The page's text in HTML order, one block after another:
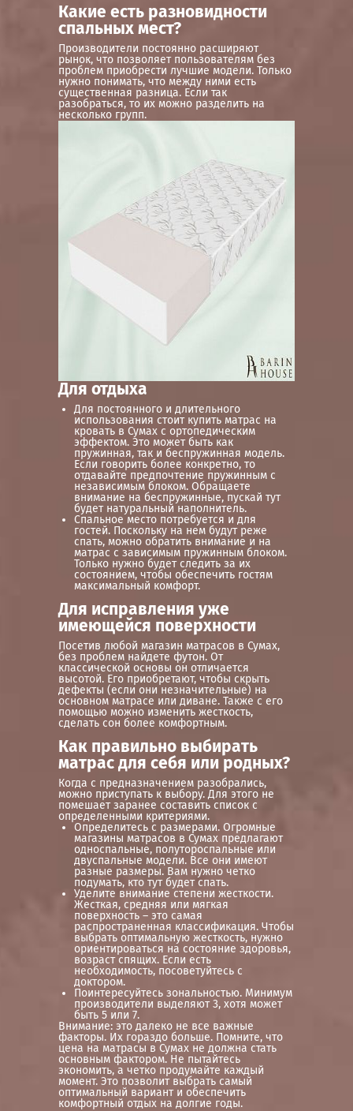
Какие есть разновидности
спальных мест?
Производители постоянно расширяют
рынок, что позволяет пользователям без
проблем приобрести лучшие модели. Только
нужно понимать, что между ними есть
существенная разница. Если так
разобраться, то их можно разделить на
несколько групп.
Для отдыха
Для постоянного и длительного
использования стоит купить матрас на
кровать в Сумах с ортопедическим
эффектом. Это может быть как
пружинная, так и беспружинная модель.
Если говорить более конкретно, то
отдавайте предпочтение пружинным с
независимым блоком. Обращаете
внимание на беспружинные, пускай тут
будет натуральный наполнитель.
Спальное место потребуется и для
гостей. Поскольку на нем будут реже
спать, можно обратить внимание и на
матрас с зависимым пружинным блоком.
Только нужно будет следить за их
состоянием, чтобы обеспечить гостям
максимальный комфорт.
Для исправления уже
имеющейся поверхности
Посетив любой магазин матрасов в Сумах,
без проблем найдете футон. От
классической основы он отличается
высотой. Его приобретают, чтобы скрыть
дефекты (если они незначительные) на
основном матрасе или диване. Также с его
помощью можно изменить жесткость,
сделать сон более комфортным.
Как правильно выбирать
матрас для себя или родных?
Когда с предназначением разобрались,
можно приступать к выбору. Для этого не
помешает заранее составить список с
определенными критериями.
Определитесь с размерами. Огромные
магазины матрасов в Сумах предлагают
односпальные, полутороспальные или
двуспальные модели. Все они имеют
разные размеры. Вам нужно четко
подумать, кто тут будет спать.
Уделите внимание степени жесткости.
Жесткая, средняя или мягкая
поверхность – это самая
распространенная классификация. Чтобы
выбрать оптимальную жесткость, нужно
ориентироваться на состояние здоровья,
возраст спящих. Если есть
необходимость, посоветуйтесь с
доктором.
Поинтересуйтесь зональностью. Минимум
производители выделяют 3, хотя может
быть 5 или 7.
Внимание: это далеко не все важные
факторы. Их гораздо больше. Помните, что
цена на матрасы в Сумах не должна стать
основным фактором. Не пытайтесь
экономить, а четко продумайте каждый
момент. Это позволит выбрать самый
оптимальный вариант и обеспечить
комфортный отдых на долгие годы.